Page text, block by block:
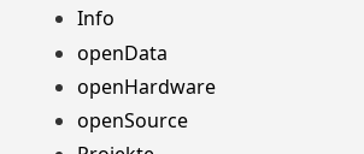
Info
openData
openHardware
openSource